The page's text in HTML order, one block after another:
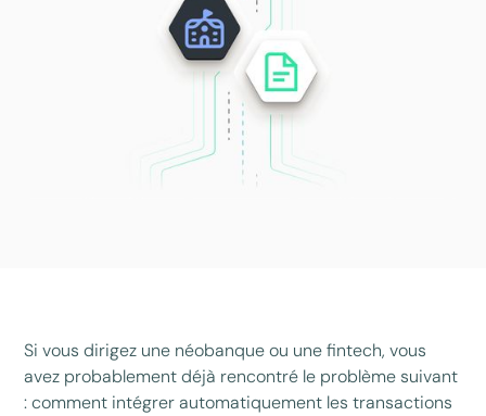
Si vous dirigez une néobanque ou une fintech, vous
avez probablement déjà rencontré le problème suivant
: comment intégrer automatiquement les transactions